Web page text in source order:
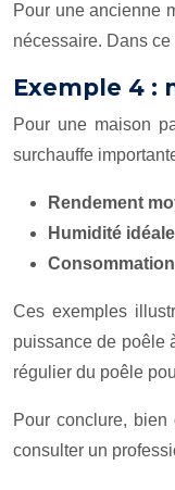
Pour une ancienne
nécessaire. Dans
Exemple 4 :
Pour une maison
surchauffe
Rendement
Humidité
Ces exemples
puissance de poêle
régulier du poêle
Pour conclure,
consulter un